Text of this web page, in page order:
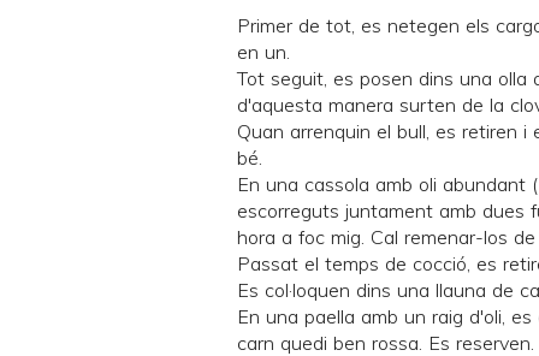
Primer de tot, es netegen els
en un.
Tot seguit, es posen dins una olla
d'aquesta manera surten de la
Quan arrenquin el bull, es retiren
bé.
En una cassola amb oli
escorreguts juntament amb dues
hora a foc mig. Cal remenar-los
Passat el temps de cocció, es
Es col·loquen dins una llauna de
En una paella amb un raig d'oli,
carn quedi ben rossa. Es reserven.